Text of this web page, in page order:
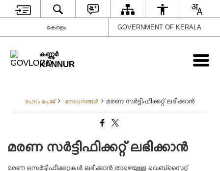
കേരളം GOVERNMENT OF KERALA
കണ്ണൂര്‍
KANNUR
ഹോം പേജ് സേവനങ്ങള്‍ മരണ സര്‍ട്ടിഫിക്കറ്റ് ലഭിക്കാന്‍
മരണ സര്‍ട്ടിഫിക്കറ്റ് ലഭിക്കാന്‍
മരണ സെർട്ടിഫിക്കറ്റുകൾ ലഭിക്കാൻ താഴെയുള്ള വെബ്‌സൈറ്റ്